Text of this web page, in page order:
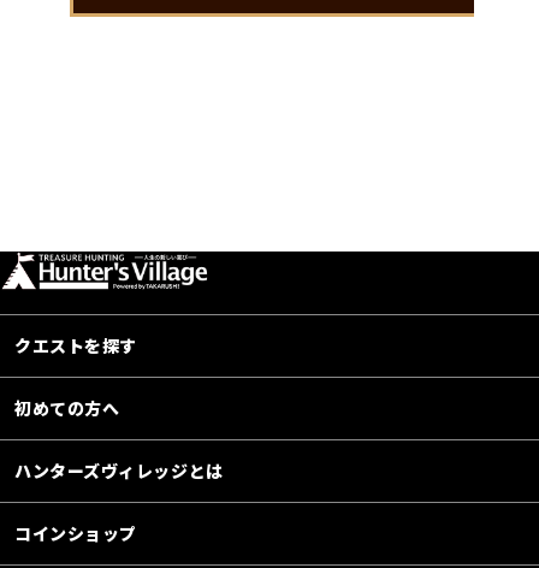
クエストを探す
初めての方へ
ハンターズヴィレッジとは
コインショップ